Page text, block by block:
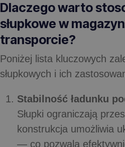
Dlaczego warto
słupkowe w
transporcie?
Poniżej lista kluczowych
słupkowych i ich
Stabilność ładunku
Słupki ograniczają
konstrukcja umożliwia
— co pozwala